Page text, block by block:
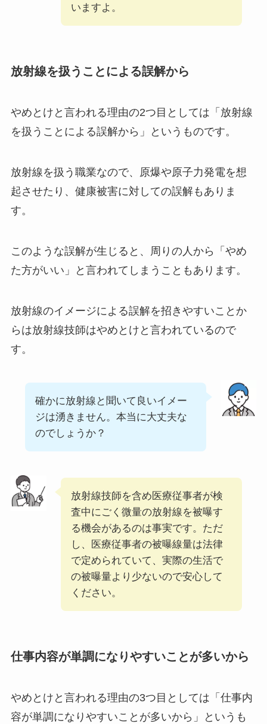
いますよ。
放射線を扱うことによる誤解から
やめとけと言われる理由の2つ目としては「放射線
を扱うことによる誤解から」というものです。
放射線を扱う職業なので、原爆や原子力発電を想
起させたり、健康被害に対しての誤解もありま
す。
このような誤解が生じると、周りの人から「やめ
た方がいい」と言われてしまうこともあります。
放射線のイメージによる誤解を招きやすいことか
らは放射線技師はやめとけと言われているので
す。
確かに放射線と聞いて良いイメー
ジは湧きません。本当に大丈夫な
のでしょうか？
放射線技師を含め医療従事者が検
査中にごく微量の放射線を被曝す
る機会があるのは事実です。ただ
し、医療従事者の被曝線量は法律
で定められていて、実際の生活で
の被曝量より少ないので安心して
ください。
仕事内容が単調になりやすいことが多いから
やめとけと言われる理由の3つ目としては「仕事内
容が単調になりやすいことが多いから」というも